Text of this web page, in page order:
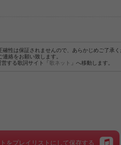
性は保証されませんので、あらかじめご了承く
連絡をお願い致します。
する歌詞サイト「歌ネット 」へ移動します。
をプレイリストにして保存する